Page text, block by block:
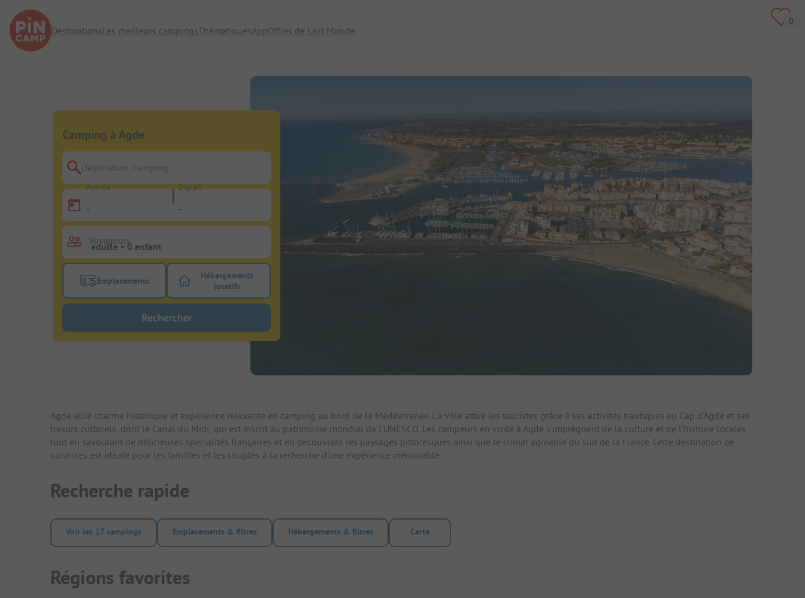
DestinationsLes meilleurs campingsThématiquesAppOffres de Last Minute
Camping à Agde
Destination, camping
Arrivée
-
Départ
-
Voyageurs
Activez le bouton de filtre emplacements pour rechercher emplacements
Emplacements Activez le bouton de filtre hebergements-locatifs pour rechercher hebergements-locatifs
Hébergements
locatifs
Rechercher
Agde allie charme historique et expérience relaxante en camping au bord de la Méditerranée. La ville attire les touristes grâce à ses activités nautiques au Cap d'Agde et ses
trésors culturels, dont le Canal du Midi, qui est inscrit au patrimoine mondial de l'UNESCO. Les campeurs en visite à Agde s'imprègnent de la culture et de l'histoire locales
tout en savourant de délicieuses spécialités françaises et en découvrant les paysages pittoresques ainsi que le climat agréable du sud de la France. Cette destination de
vacances est idéale pour les familles et les couples à la recherche d'une expérience mémorable.
Recherche rapide
Voir les 17 campings Emplacements & filtres Hébergements & filtres Carte
Régions favorites